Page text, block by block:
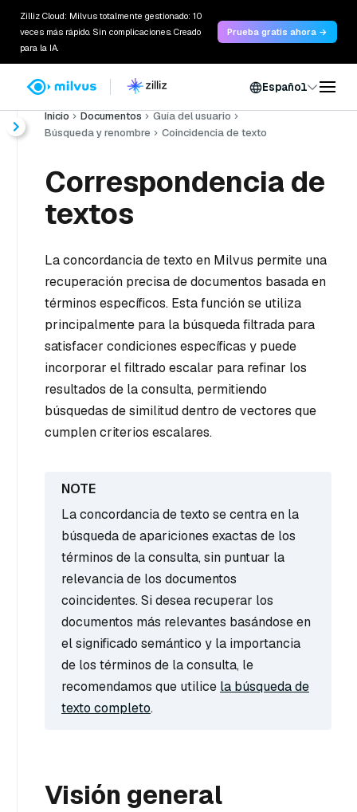
Zilliz Cloud: Milvus totalmente gestionado: 10
veces más rápido. Sin complicaciones. Creado
para la IA.
Prueba gratis ahora →
Español
Inicio Documentos
Guía del usuario
Búsqueda y renombre
Coincidencia de texto
Correspondencia de
textos
La concordancia de texto en Milvus permite una
recuperación precisa de documentos basada en
términos específicos. Esta función se utiliza
principalmente para la búsqueda filtrada para
satisfacer condiciones específicas y puede
incorporar el filtrado escalar para refinar los
resultados de la consulta, permitiendo
búsquedas de similitud dentro de vectores que
cumplen criterios escalares.
La concordancia de texto se centra en la
búsqueda de apariciones exactas de los
términos de la consulta, sin puntuar la
relevancia de los documentos
coincidentes. Si desea recuperar los
documentos más relevantes basándose en
el significado semántico y la importancia
de los términos de la consulta, le
recomendamos que utilice la búsqueda de
texto completo.
Visión general